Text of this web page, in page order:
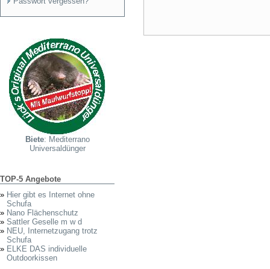
Biete: Mediterrano
Universaldünger
TOP-5 Angebote
» Hier gibt es Internet ohne
Schufa
» Nano Flächenschutz
» Sattler Geselle m w d
» NEU, Internetzugang trotz
Schufa
» ELKE DAS individuelle
Outdoorkissen